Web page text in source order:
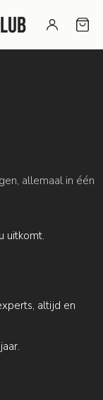
Account
allemaal in één
uitkomt.
altijd en